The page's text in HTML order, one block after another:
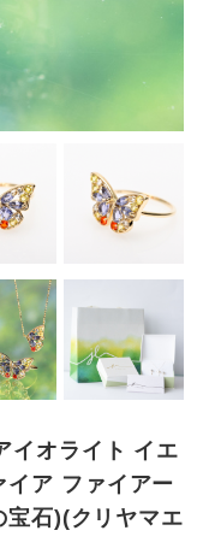
イオライト イエ
イア ファイアー
石)(クリヤマエ